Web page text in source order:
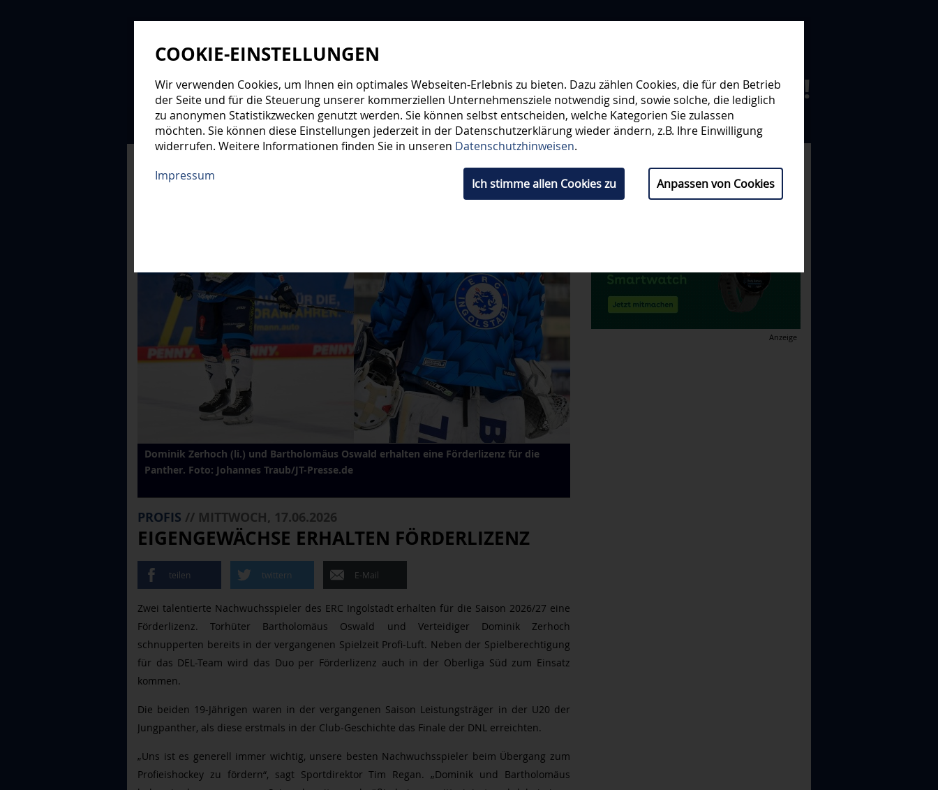
WIRSTEHEN ZUSAMMEN!
NEWS PROFIS NACHWUCHS TICKETS SHOP FANS ORGANISATION PARTNER
Dominik Zerhoch (li.) und Bartholomäus Oswald erhalten eine Förderlizenz für die
Panther. Foto: Johannes Traub/JT-Presse.de
PROFIS // MITTWOCH, 17.06.2026
EIGENGEWÄCHSE ERHALTEN FÖRDERLIZENZ
teilen twittern E-Mail
Zwei talentierte Nachwuchsspieler des ERC Ingolstadt erhalten für die Saison 2026/27 eine
Förderlizenz. Torhüter Bartholomäus Oswald und Verteidiger Dominik Zerhoch
schnupperten bereits in der vergangenen Spielzeit Profi-Luft. Neben der Spielberechtigung
für das DEL-Team wird das Duo per Förderlizenz auch in der Oberliga Süd zum Einsatz
kommen.
Die beiden 19-Jährigen waren in der vergangenen Saison Leistungsträger in der U20 der
Jungpanther, als diese erstmals in der Club-Geschichte das Finale der DNL erreichten.
„Uns ist es generell immer wichtig, unsere besten Nachwuchsspieler beim Übergang zum
Profieishockey zu fördern“, sagt Sportdirektor Tim Regan. „Dominik und Bartholomäus
Anzeige
COOKIE-EINSTELLUNGEN
Wir verwenden Cookies, um Ihnen ein optimales Webseiten-Erlebnis zu bieten. Dazu zählen Cookies, die für den Betrieb
der Seite und für die Steuerung unserer kommerziellen Unternehmensziele notwendig sind, sowie solche, die lediglich
zu anonymen Statistikzwecken genutzt werden. Sie können selbst entscheiden, welche Kategorien Sie zulassen
möchten. Sie können diese Einstellungen jederzeit in der Datenschutzerklärung wieder ändern, z.B. Ihre Einwilligung
widerrufen. Weitere Informationen finden Sie in unseren Datenschutzhinweisen.
Ich stimme allen Cookies zu Anpassen von Cookies
Impressum